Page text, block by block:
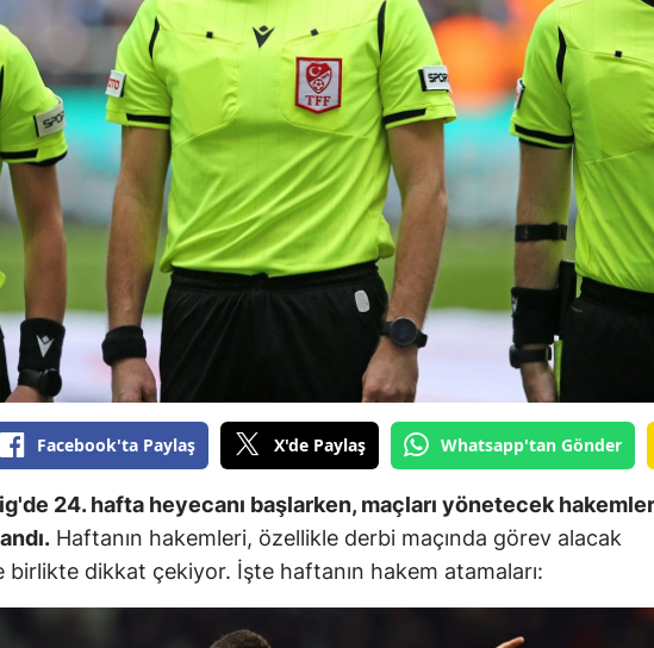
Aydın
Balıkesir
Bilecik
Bingöl
Bitlis
Bolu
Çanakkale
Çankırı
Çorum
Denizli
Facebook'ta Paylaş X'de Paylaş Whatsapp'tan Gönder
24. hafta heyecanı başlarken, maçları yönetecek hakemler
Haftanın hakemleri, özellikle derbi maçında görev alacak
birlikte dikkat çekiyor. İşte haftanın hakem atamaları: